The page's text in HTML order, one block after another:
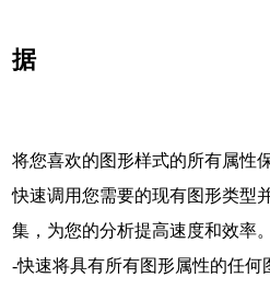
据
将您喜欢的图形样式的所有属性
快速调用您需要的现有图形类型
集，为您的分析提高速度和效率。
-快速将具有所有图形属性的任何